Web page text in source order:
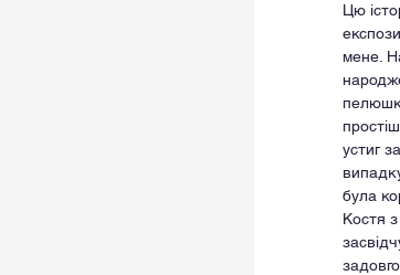
Цю
мене.
устиг
була
Костя